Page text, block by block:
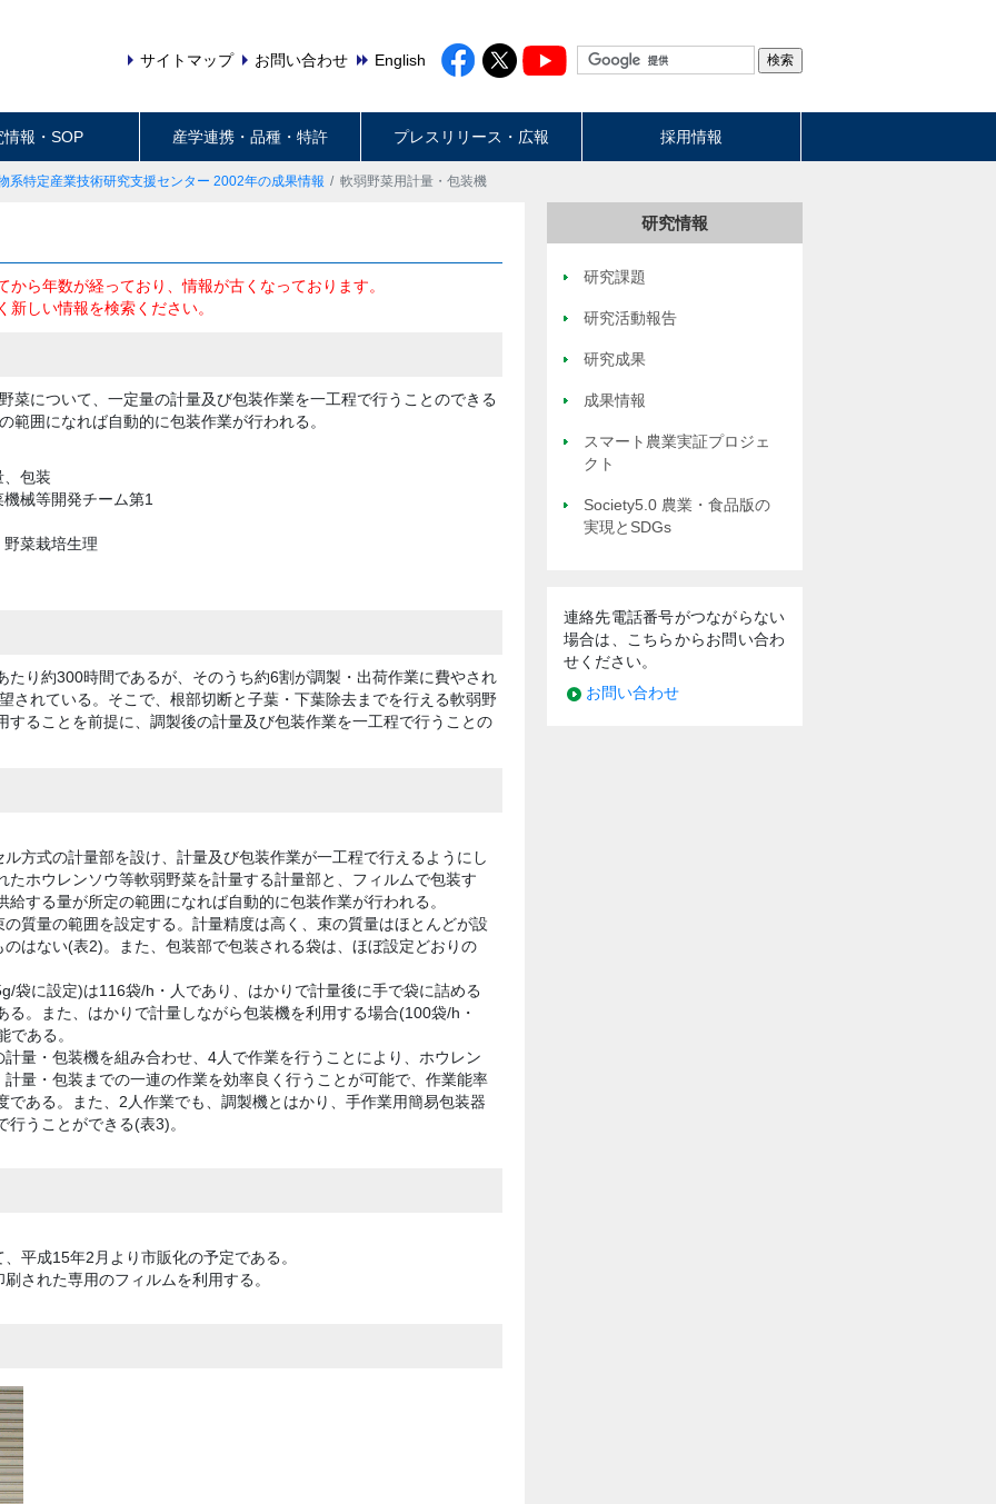
サイトマップ お問い合わせ English
情報・SOP 産学連携・品種・特許 プレスリリース・広報 採用情報
系特定産業技術研究支援センター 2002年の成果情報 軟弱野菜用計量・包装機
ら年数が経っており、情報が古くなっております。
しい情報を検索ください。
菜について、一定量の計量及び包装作業を一工程で行うことのできる
囲になれば自動的に包装作業が行われる。
包装
械等開発チーム第1
菜栽培生理
り約300時間であるが、そのうち約6割が調製・出荷作業に費やされ
されている。そこで、根部切断と子葉・下葉除去までを行える軟弱野
ることを前提に、調製後の計量及び包装作業を一工程で行うことの
方式の計量部を設け、計量及び包装作業が一工程で行えるようにし
ホウレンソウ等軟弱野菜を計量する計量部と、フィルムで包装す
する量が所定の範囲になれば自動的に包装作業が行われる。
質量の範囲を設定する。計量精度は高く、束の質量はほとんどが設
はない(表2)。また、包装部で包装される袋は、ほぼ設定どおりの
袋に設定)は116袋/h・人であり、はかりで計量後に手で袋に詰める
。また、はかりで計量しながら包装機を利用する場合(100袋/h・
ある。
量・包装機を組み合わせ、4人で作業を行うことにより、ホウレン
量・包装までの一連の作業を効率良く行うことが可能で、作業能率
ある。また、2人作業でも、調製機とはかり、手作業用簡易包装器
うことができる(表3)。
平成15年2月より市販化の予定である。
された専用のフィルムを利用する。
研究情報
研究課題
研究活動報告
研究成果
成果情報
スマート農業実証プロジェ
クト
Society5.0 農業・食品版の
実現とSDGs
連絡先電話番号がつながらない
場合は、こちらからお問い合わ
せください。
お問い合わせ